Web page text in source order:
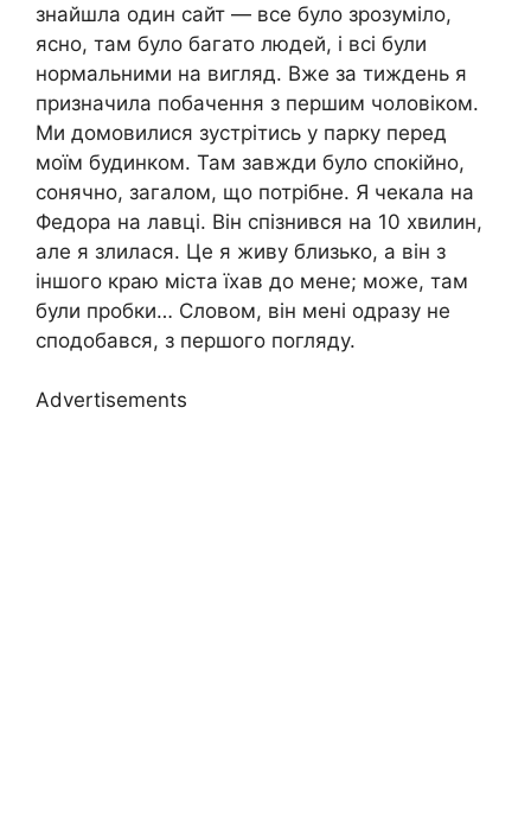
знайшла один сайт — все було зрозуміло,
ясно, там було багато людей, і всі були
нормальними на вигляд. Вже за тиждень я
призначила побачення з першим чоловіком.
Ми домовилися зустрітись у парку перед
моїм будинком. Там завжди було спокійно,
сонячно, загалом, що потрібне. Я чекала на
Федора на лавці. Він спізнився на 10 хвилин,
але я злилася. Це я живу близько, а він з
іншого краю міста їхав до мене; може, там
були пробки… Словом, він мені одразу не
сподобався, з першого погляду.
Advertisements